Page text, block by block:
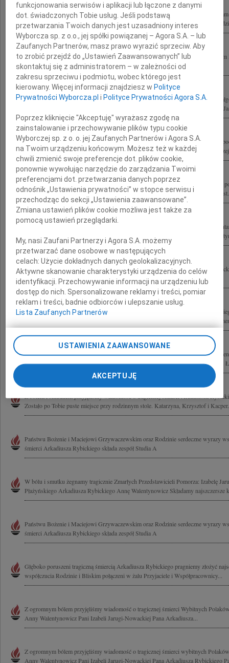
10 kwietnia 2010 roku zginął tragicznie pod Smoleńskiem Arkadiusz Rybicki, Aram
Rzeczypospolitej. Pożegnanie Arama rozpocznie się w niedzielę, 25 kwietnia o
10 kwietnia 2010 roku zginął tragicznie pod Smoleńskiem Arkadiusz Rybicki Aram
Pożegnanie Arama rozpocznie się w niedzielę, 25 kwietnia o godzinie 15.00 pod...
Z głębokim żalem i smutkiem żegnamy naszego Przyjaciela Arama Rybickiego
wyrazy współczucia w tych trudnych chwilach składają rodziny Borkusiewiczów,
Z głębokim żalem i smutkiem żegnamy tragicznie zmarłych w katastrofie lotniczej
w drodze na obchody 70-lecia zbrodni w Katyniu Izabelę Jarugę - Nowacką
Wyrażamy najgłębsze współczucie Pani Małgorzacie Rybickiej i Jej Najbliższym z
Arkadiusza Rybickiego Łączymy się w żalu Pierwszy Klub w Gdańsku
Z ogromnym bólem żegnamy Arkadiusza Rybickiego Przewodniczącego
Aramie, trudno nam sobie wyobrazić pracę bez Ciebie, ale będziemy się starać
Składamy wyrazy najgłębszego żalu z powodu tragicznej śmierci Arkadiusza
synami oraz Lidia
Z głębokim bólem przyjęliśmy wiadomość o tragicznej śmierci Arkadiusza
Przewodniczącego Parlamentarnej Grupy ds. Autyzmu, orędownika osób z
Z głębokim smutkiem żegnamy Arkadiusza Rybickiego Przewodniczącego
Parlamencie RP, wybitnego, zasłużonego dla środowiska rodzin osób z autyzmem.
Z bólem i smutkiem przyjęliśmy wiadomość o tragicznej śmierci Arkadiusza
Zostało po Tobie puste miejsce przy rodzinnym stole. Katarzyna, Krzysztof i
Państwu Bożenie i Maciejowi Grzywaczewskim oraz Rodzinie serdeczne wyrazy
śmierci Arkadiusza Rybickiego składa zespół Studia A
W bólu i smutku żegnamy tragicznie Zmarłych Przedstawicieli Pomorza: Izabelę
Płażyńskiego Arkadiusza Rybickiego Annę Walentynowicz Składamy najszczersze
Państwu Bożenie i Maciejowi Grzywaczewskim oraz Rodzinie serdeczne wyrazy
śmierci Arkadiusza Rybickiego składa zespół Studia A
Głęboko poruszeni tragiczną śmiercią Arkadiusza Rybickiego pragniemy złożyć
współczucia Rodzinie i Bliskim połączeni w żalu Przyjaciele i Współpracownicy...
Z ogromnym bólem przyjęliśmy wiadomość o tragicznej śmierci Wybitnych
Anny Walentynowicz Pani Izabeli Jarugi-Nowackiej Pana Arkadiusza...
Z ogromnym bólem przyjęliśmy wiadomość o tragicznej śmierci wybitnych
Anny Walentynowicz Pani Izabeli Jarugi-Nowackiej Pana Arkadiusza Rybickiego
funkcjonowania serwisów i aplikacji lub łączone z danymi
dot. świadczonych Tobie usług. Jeśli podstawą
przetwarzania Twoich danych jest uzasadniony interes
Wyborcza sp. z o.o., jej spółki powiązanej – Agora S.A. – lub
Zaufanych Partnerów, masz prawo wyrazić sprzeciw. Aby
to zrobić przejdź do „Ustawień Zaawansowanych” lub
skontaktuj się z administratorem – w zależności od
zakresu sprzeciwu i podmiotu, wobec którego jest
kierowany. Więcej informacji znajdziesz w Polityce
Prywatności Wyborcza.pl i Polityce Prywatności Agora S.A.
Poprzez kliknięcie "Akceptuję" wyrażasz zgodę na
zainstalowanie i przechowywanie plików typu cookie
Wyborczej sp. z o. o. jej Zaufanych Partnerów i Agora S.A.
na Twoim urządzeniu końcowym. Możesz też w każdej
chwili zmienić swoje preferencje dot. plików cookie,
ponownie wywołując narzędzie do zarządzania Twoimi
preferencjami dot. przetwarzania danych poprzez
odnośnik „Ustawienia prywatności” w stopce serwisu i
przechodząc do sekcji „Ustawienia zaawansowane”.
Zmiana ustawień plików cookie możliwa jest także za
pomocą ustawień przeglądarki.
My, nasi Zaufani Partnerzy i Agora S.A. możemy
przetwarzać dane osobowe w następujących
celach:Użycie dokładnych danych geolokalizacyjnych.
Aktywne skanowanie charakterystyki urządzenia do celów
identyfikacji. Przechowywanie informacji na urządzeniu lub
dostęp do nich. Spersonalizowane reklamy i treści, pomiar
reklam i treści, badnie odbiorców i ulepszanie usług.
Lista Zaufanych Partnerów
USTAWIENIA ZAAWANSOWANE
AKCEPTUJĘ